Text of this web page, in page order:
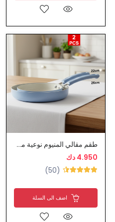
طقم مقالي المنيوم نوعية ممتازة
4.950 دك
(50)
اضف الى السلة